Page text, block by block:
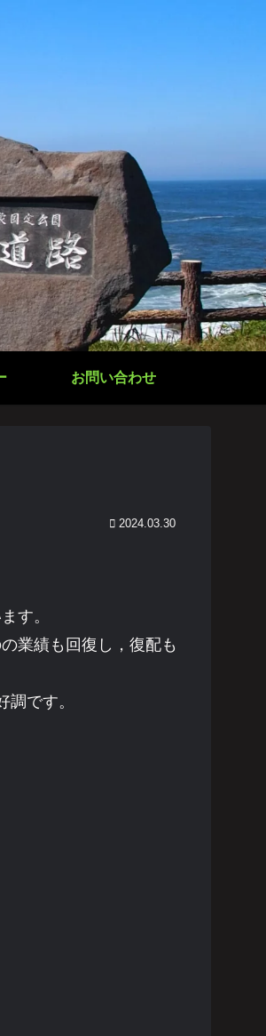
お問い合わせ
2024.03.30
す。
業績も回復し，復配も
です。